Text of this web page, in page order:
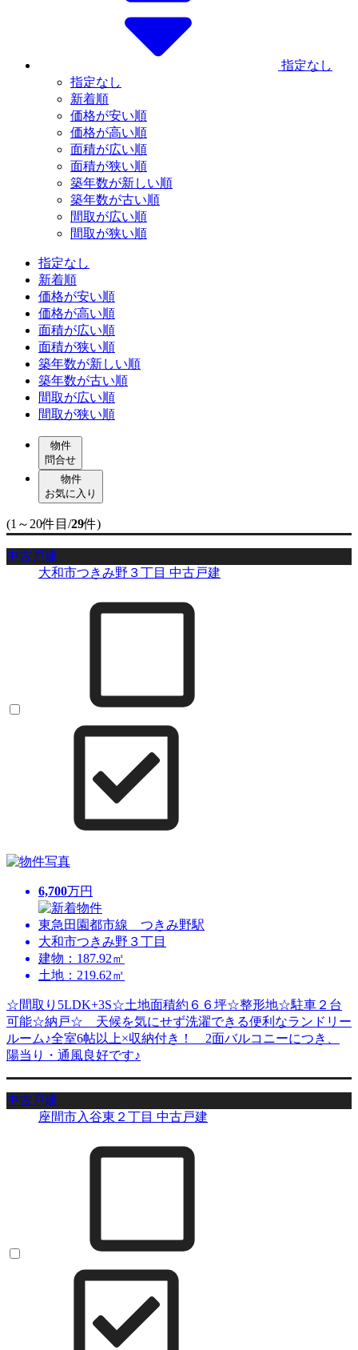
指定なし
指定なし
新着順
価格が安い順
価格が高い順
面積が広い順
面積が狭い順
築年数が新しい順
築年数が古い順
間取が広い順
間取が狭い順
指定なし
新着順
価格が安い順
価格が高い順
面積が広い順
面積が狭い順
築年数が新しい順
築年数が古い順
間取が広い順
間取が狭い順
物件
問合せ
物件
お気に入り
(1～20件目/29件)
中古戸建
大和市つきみ野３丁目 中古戸建
6,700万円
東急田園都市線 つきみ野駅
大和市つきみ野３丁目
建物：187.92㎡
土地：219.62㎡
☆間取り5LDK+3S☆土地面積約６６坪☆整形地☆駐車２台
可能☆納戸☆ 天候を気にせず洗濯できる便利なランドリー
ルーム♪全室6帖以上×収納付き！ 2面バルコニーにつき、
陽当り・通風良好です♪
中古戸建
座間市入谷東２丁目 中古戸建